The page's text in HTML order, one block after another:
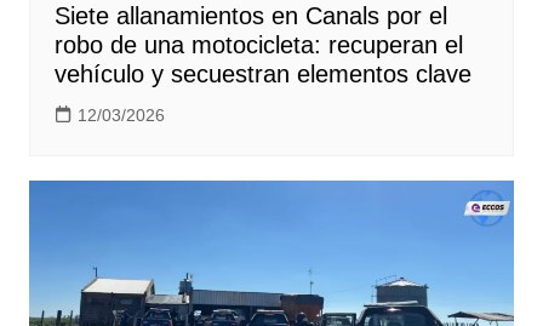
Siete allanamientos en Canals por el
robo de una motocicleta: recuperan el
vehículo y secuestran elementos clave
12/03/2026